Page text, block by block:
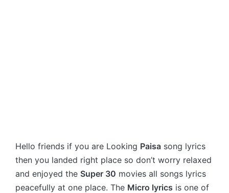
Hello friends if you are Looking Paisa song lyrics
then you landed right place so don’t worry relaxed
and enjoyed the Super 30 movies all songs lyrics
peacefully at one place. The Micro lyrics is one of